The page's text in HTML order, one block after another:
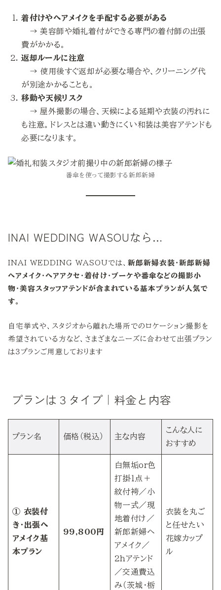
着付けやヘアメイクを手配する必要がある
→ 美容師や婚礼着付ができる専門の着付師の出張
費がかかる。
返却ルールに注意
→ 使用後すぐ返却が必要な場合や、クリーニング代
が別途かかることも。
移動や天候リスク
→ 屋外撮影の場合、天候による延期や衣装の汚れに
も注意。ドレスとは違い動きにくい和装は美容アテンドも
必要になります。
番傘を使って撮影する新郎新婦
INAI WEDDING WASOUなら…
INAI WEDDING WASOUでは、 新郎新婦衣装・新郎新婦
ヘアメイク・ヘアアクセ・着付け・ブーケや番傘などの撮影小
物・美容スタッフアテンドが含まれている基本プランが人気で
す。
自宅挙式や、スタジオから離れた場所でのロケーション撮影を
希望されている方など、さまざまなニーズに合わせて出張プラン
は３プランご用意しております
プランは３タイプ｜料金と内容
プラン名 価格（税込） 主な内容
こんな人に
おすすめ
① 衣装付
き・出張ヘ
アメイク基
本プラン
99,800円
白無垢or色
打掛1点＋
紋付袴／小
物一式／現
地着付け／
新郎新婦ヘ
アメイク／
2hアテンド
／交通費込
み（茨城・栃
衣装を丸ご
と任せたい
花嫁カップ
ル